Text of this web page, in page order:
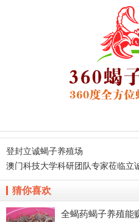
登封立诚蝎子养殖场
澳门科技大学科研团队专家莅临立
猜你喜欢
全蝎药蝎子养殖能